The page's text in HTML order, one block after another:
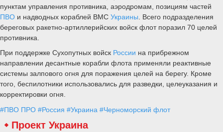
пунктам управления противника, аэродромам, позициям частей
ПВО и надводных кораблей ВМС Украины . Всего подразделения
береговых ракетно-артиллерийских войск флот поразил 70 целей
противника.
При поддержке Сухопутных войск России на прибрежном
направлении десантные корабли флота применяли реактивные
системы залпового огня для поражения целей на берегу. Кроме
того, беспилотники использовались для разведки, целеуказания и
корректировки огня.
#ПВО ПРО #Россия #Украина #Черноморский флот
Проект Украина